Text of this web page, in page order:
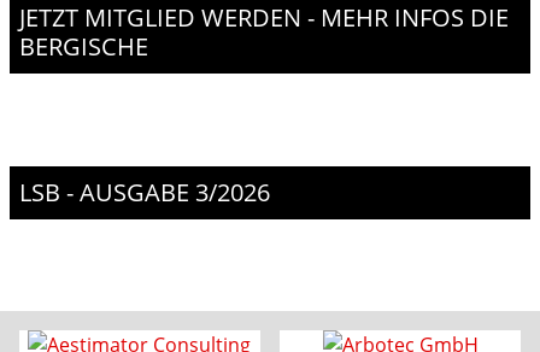
JETZT MITGLIED WERDEN - MEHR INFOS DIE
BERGISCHE
LSB - AUSGABE 3/2026